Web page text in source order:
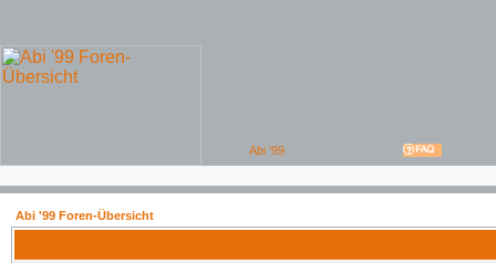
Abi '99 Foren-Übersicht